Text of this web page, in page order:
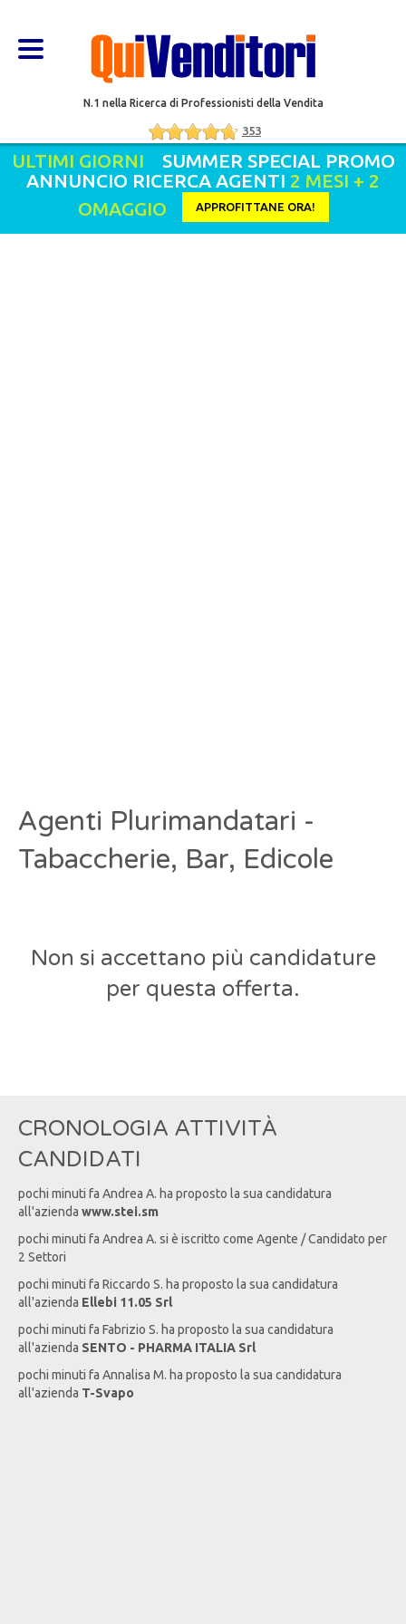
N.1 nella Ricerca di Professionisti della Vendita
353
ULTIMI GIORNI SUMMER SPECIAL PROMO
ANNUNCIO RICERCA AGENTI 2 MESI + 2
OMAGGIO
APPROFITTANE ORA!
Agenti Plurimandatari -
Tabaccherie, Bar, Edicole
Non si accettano più candidature
per questa offerta.
CRONOLOGIA ATTIVITÀ
CANDIDATI
pochi minuti fa Andrea A. ha proposto la sua candidatura
all'azienda www.stei.sm
pochi minuti fa Andrea A. si è iscritto come Agente / Candidato per
2 Settori
pochi minuti fa Riccardo S. ha proposto la sua candidatura
all'azienda Ellebi 11.05 Srl
pochi minuti fa Fabrizio S. ha proposto la sua candidatura
all'azienda SENTO - PHARMA ITALIA Srl
pochi minuti fa Annalisa M. ha proposto la sua candidatura
all'azienda T-Svapo